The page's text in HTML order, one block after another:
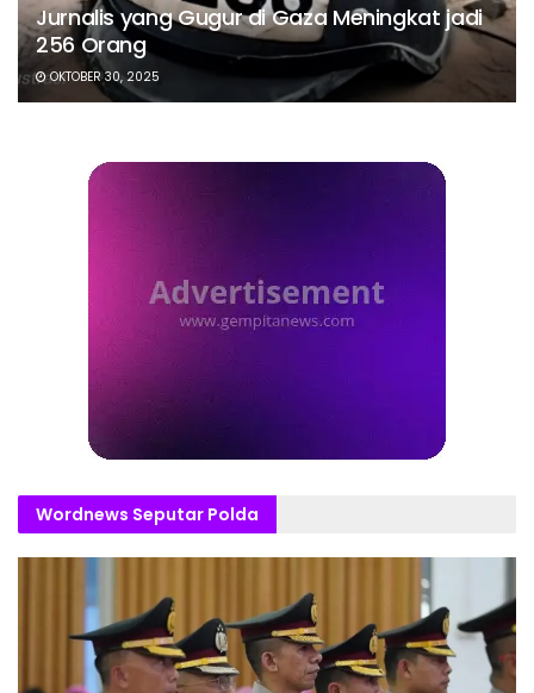
Jurnalis yang Gugur di Gaza Meningkat jadi
256 Orang
OKTOBER 30, 2025
Wordnews Seputar Polda